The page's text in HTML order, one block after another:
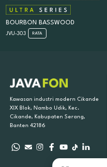
BOURBON BASSWOOD
JVU-303 RATA
Kawasan industri modern Cikande
XIX Blok, Nambo Udik, Kec.
Cikande, Kabupaten Serang,
Banten 42186